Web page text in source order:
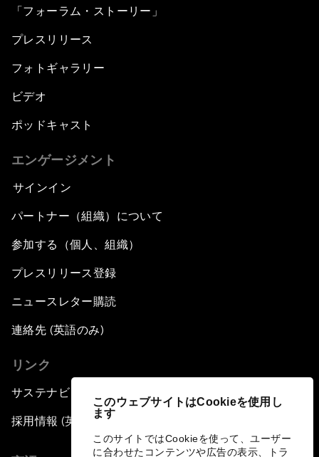
このウェブサイトはCookieを使用し
ます
このサイトではCookieを使って、ユーザー
に合わせたコンテンツや広告の表示、トラ
「フォーラム・ストーリー」
プレスリリース
フォトギャラリー
ビデオ
ポッドキャスト
エンゲージメント
サインイン
パートナー（組織）について
参加する（個人、組織）
プレスリリース登録
ニュースレター購読
連絡先 (英語のみ)
リンク
サステナビリティへの取り組み
採用情報 (英語のみ)